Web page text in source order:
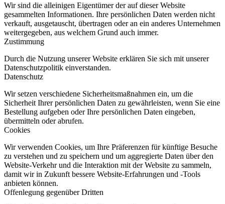
Wir sind die alleinigen Eigentümer der auf dieser Website
gesammelten Informationen. Ihre persönlichen Daten werden nicht
verkauft, ausgetauscht, übertragen oder an ein anderes Unternehmen
weitergegeben, aus welchem Grund auch immer.
Zustimmung
Durch die Nutzung unserer Website erklären Sie sich mit unserer
Datenschutzpolitik einverstanden.
Datenschutz
Wir setzen verschiedene Sicherheitsmaßnahmen ein, um die
Sicherheit Ihrer persönlichen Daten zu gewährleisten, wenn Sie eine
Bestellung aufgeben oder Ihre persönlichen Daten eingeben,
übermitteln oder abrufen.
Cookies
Wir verwenden Cookies, um Ihre Präferenzen für künftige Besuche
zu verstehen und zu speichern und um aggregierte Daten über den
Website-Verkehr und die Interaktion mit der Website zu sammeln,
damit wir in Zukunft bessere Website-Erfahrungen und -Tools
anbieten können.
Offenlegung gegenüber Dritten